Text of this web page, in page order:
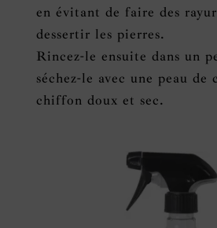
en évitant de faire des
dessertir les pierres.
Rincez-le ensuite dans un
séchez-le avec une peau de
chiffon doux et sec.